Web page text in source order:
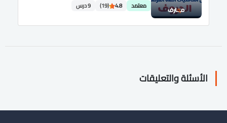
معتمد 4.8
(19) 9 درس
الأسئلة والتعليقات